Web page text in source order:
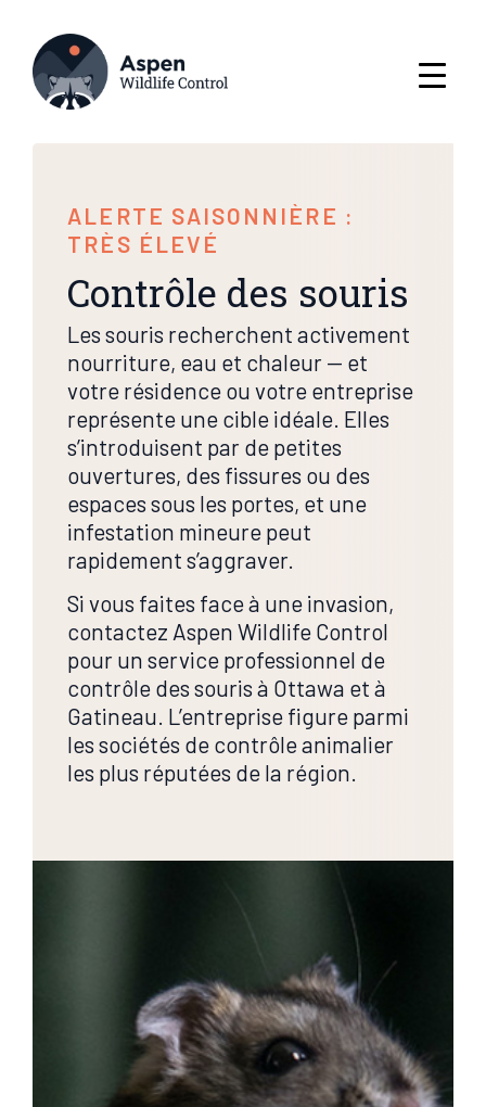
ALERTE SAISONNIÈRE :
TRÈS ÉLEVÉ
Contrôle des souris
Les souris recherchent activement
nourriture, eau et chaleur — et
votre résidence ou votre entreprise
représente une cible idéale. Elles
s’introduisent par de petites
ouvertures, des fissures ou des
espaces sous les portes, et une
infestation mineure peut
rapidement s’aggraver.
Si vous faites face à une invasion,
contactez Aspen Wildlife Control
pour un service professionnel de
contrôle des souris à Ottawa et à
Gatineau. L’entreprise figure parmi
les sociétés de contrôle animalier
les plus réputées de la région.